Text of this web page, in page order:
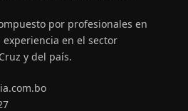
por profesionales en
en el sector
y del país.